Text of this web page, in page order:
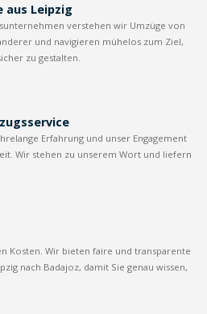
aus Leipzig
verstehen wir Umzüge von
und navigieren mühelos zum Ziel,
zu gestalten.
Erfahrung und unser Engagement
Wir stehen zu unserem Wort und liefern
Kosten. Wir bieten faire und transparente
nach Badajoz, damit Sie genau wissen,